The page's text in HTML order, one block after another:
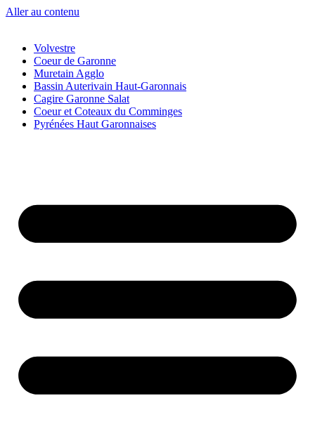
Aller au contenu
Volvestre
Coeur de Garonne
Muretain Agglo
Bassin Auterivain Haut-Garonnais
Cagire Garonne Salat
Coeur et Coteaux du Comminges
Pyrénées Haut Garonnaises